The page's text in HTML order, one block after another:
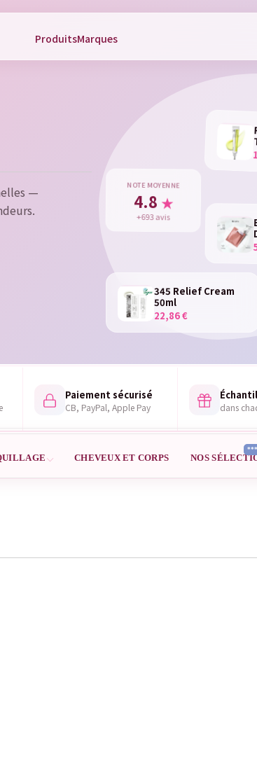
ProduitsMarques
—
345 Relief Cream
50ml
22,86 €
NOTE MOYENNE
4.8 ★
+693 avis
Paiement sécurisé
CB, PayPal, Apple Pay dans
CHEVEUX ET CORPS NOS
in to save products in your wish list.